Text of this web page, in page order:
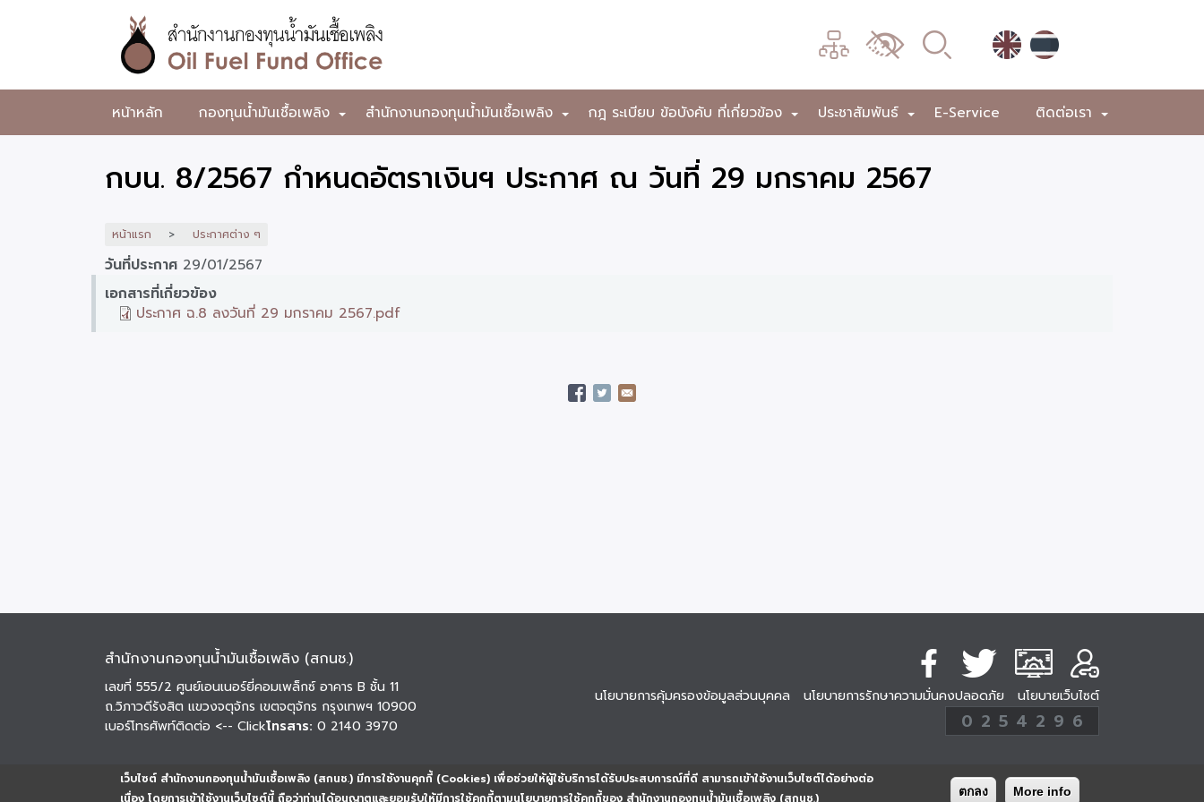
เว็บไซต์ สำนักงานกองทุนน้ำมันเชื้อเพลิง (สกนช.) มีการใช้งานคุกกี้ (Cookies) เพื่อช่วยให้ผู้ใช้บริการได้รับประสบการณ์ที่ดี สามารถเข้าใช้งานเว็บไซต์ได้อย่างต่อ
เนื่อง โดยการเข้าใช้งานเว็บไซต์นี้ ถือว่าท่านได้อนุญาตและยอมรับให้มีการใช้คุกกี้ตามนโยบายการใช้คุกกี้ของ สำนักงานกองทุนน้ำมันเชื้อเพลิง (สกนช.)
ตกลง More info
หลัก
สำนักงาน
กองทุน
น้ำมัน
เพลิง
เมนู
เปลี่ยน
ผล
หน้าหลัก +
กองทุนน้ำมันเชื้อเพลิง +
สำนักงานกองทุนน้ำมันเชื้อเพลิง +
กฎ ระเบียบ ข้อบังคับ ที่เกี่ยวข้อง +
ประชาสัมพันธ์ E-Service +
ติดต่อเรา
กบน. 8/2567 กำหนดอัตราเงินฯ ประกาศ ณ วันที่ 29 มกราคม 2567
หน้าแรก ประกาศต่าง ๆ
วันที่ประกาศ 29/01/2567
เอกสารที่เกี่ยวข้อง
ประกาศ ฉ.8 ลงวันที่ 29 มกราคม 2567.pdf
สำนักงานกองทุนน้ำมันเชื้อเพลิง (สกนช.)
เลขที่ 555/2 ศูนย์เอนเนอร์ยี่คอมเพล็กซ์ อาคาร B ชั้น 11
ถ.วิภาวดีรังสิต แขวงจตุจักร เขตจตุจักร กรุงเทพฯ 10900
เบอร์โทรศัพท์ติดต่อ <-- Clickโทรสาร: 0 2140 3970
นโยบายการคุ้มครองข้อมูลส่วนบุคคล นโยบายการรักษาความมั่นคงปลอดภัย นโยบายเว็บไซต์
254296
ครั้ง
0 2 5 4 2 9 6